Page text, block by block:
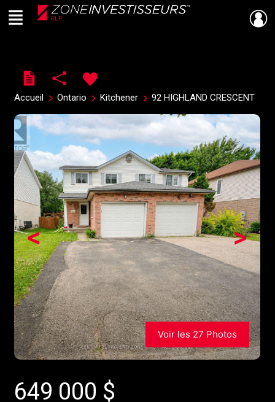
Live
En Direct
Menu
Accueil Ontario Kitchener 92 HIGHLAND CRESCENT
>
<
Voir les 27 Photos
649 000 $